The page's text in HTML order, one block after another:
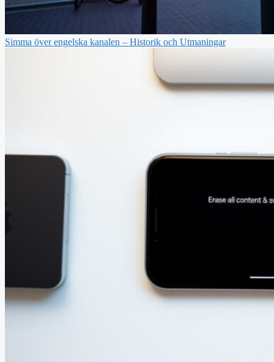
Simma över engelska kanalen – Historik och Utmaningar